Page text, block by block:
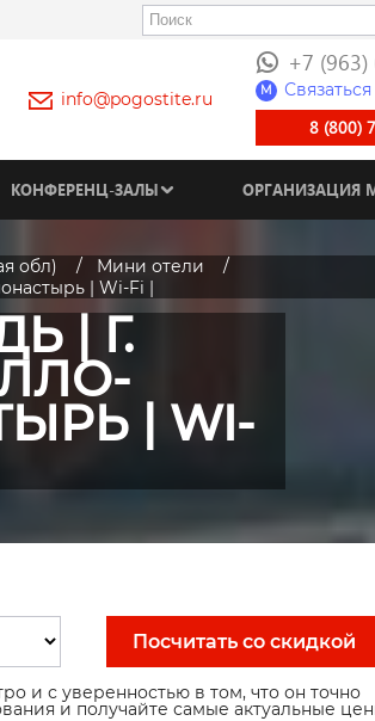
info@pogostite.ru
+7
M
8 (800)
КОНФЕРЕНЦ-ЗАЛЫ ОРГАНИЗАЦИЯ
обл)
Мини отели
| Wi-Fi |
| Г.
| WI-
Посчитать со скидкой
и с уверенностью в том, что он точно
и получайте самые актуальные